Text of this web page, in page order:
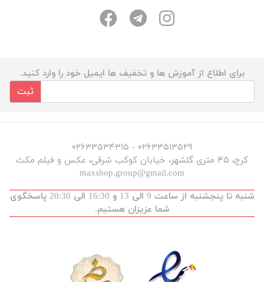
برای اطلاع از آموزش ها و تخفیف ها ایمیل خود را وارد کنید.
ثبت
۰۲۶۳۳۵۱۳۵۲۹ - ۰۲۶۳۳۵۳۴۳۱۵
کرج، ۴۵ متری گلشهر، خیابان کوکب شرقی، عکس و فیلم مکث
maxshop.group@gmail.com
شنبه تا پنجشنبه از ساعت 9 الی 13 و 16:30 الی 20:30 پاسخگوی
شما عزیزان هستیم.